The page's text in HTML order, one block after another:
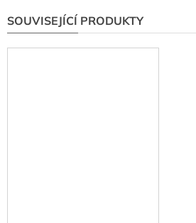
SOUVISEJÍCÍ PRODUKTY